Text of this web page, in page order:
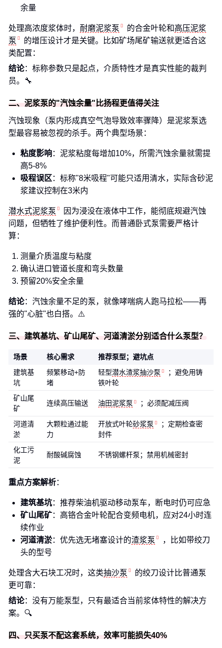
余量
处理高浓度浆体时， 耐磨泥浆泵 的合金叶轮和高压泥浆
泵
的增压设计才是关键。比如矿场尾矿输送就更适合这
类配置：
结论：标称参数只是起点，介质特性才是真实性能的裁判
员。🔧
二、泥浆泵的"汽蚀余量"比扬程更值得关注
汽蚀现象（泵内形成真空气泡导致效率骤降）是泥浆泵选
型最容易被忽视的杀手。两个典型场景：
粘度影响：泥浆粘度每增加10%，所需汽蚀余量就需提
高5-8%
吸程误区 ：标称"8米吸程"可能只适用清水，实际含砂泥
浆建议控制在3米内
潜水式泥浆泵
因为浸没在液体中工作，能彻底规避汽蚀
问题，但牺牲了维护便利性。而普通卧式泵需要严格计
算：
测量介质温度与粘度
确认进口管道长度和弯头数量
预留20%安全余量
结论：汽蚀余量不足的泵，就像哮喘病人跑马拉松——再
强的"心脏"也白搭。⚠️
三、建筑基坑、矿山尾矿、河道清淤分别适合什么泵型？
场景 核心需求
推荐泵型；避坑点
建筑基
坑
频繁移动+防
堵
轻型潜水渣浆抽沙泵
；避免用铸
铁叶轮
矿山尾
矿
连续高压输送 油田泥浆泵 ；必须配减压阀
河道清
淤
大颗粒通过能
力
开放式叶轮砂浆泵
；定期检查密
封件
化工污
泥
耐酸碱腐蚀 不锈钢螺杆泵；禁用机械密封
重点方案解析：
建筑基坑：推荐柴油机驱动移动泵车，断电时仍可应急
矿山尾矿：高铬合金叶轮配合变频电机，应对24小时连
续作业
河道清淤：优先选无堵塞设计的渣浆泵
，比如带绞刀
头的型号
处理含大石块工况时，这类抽沙泵
的绞刀设计比普通泵
更可靠：
结论：没有万能泵型，只有最适合当前浆体特性的解决方
案。🔍
四、只买泵不配这套系统，效率可能损失40%